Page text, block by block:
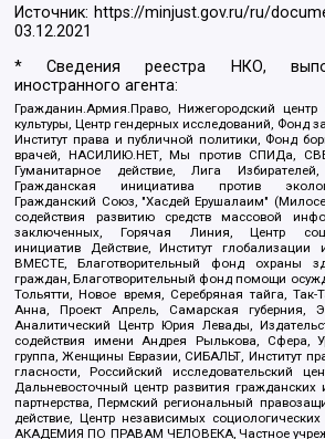
Источник: https://minjust.gov.ru/ru/
03.12.2021
* Сведения реестра НКО,
иностранного агента:
Гражданин.Армия.Право, Нижегородский
культуры, Центр гендерных исследований, Фонд
Институт права и публичной политики, Фонд
врачей, НАСИЛИЮ.НЕТ, Мы против СПИДа,
Гуманитарное действие, Лига
Гражданская инициатива против
Гражданский Союз, "Хасдей Ерушалаим"
содействия развитию средств массовой
заключенных, Горячая Линия, Центр
инициатив Действие, Институт
ВМЕСТЕ, Благотворительный фонд охраны
граждан, Благотворительный фонд помощи
Тольятти, Новое время, Серебряная тайга, Так-
Анна, Проект Апрель, Самарская губерния,
Аналитический Центр Юрия Левады,
содействия имени Андрея Рылькова, Сфера,
группа, Женщины Евразии, СИБАЛЬТ, Институт
гласности, Российский исследовательский
Дальневосточный центр развития гражданских
партнерства, Пермский региональный
действие, Центр независимых
АКАДЕМИЯ ПО ПРАВАМ ЧЕЛОВЕКА, Частное